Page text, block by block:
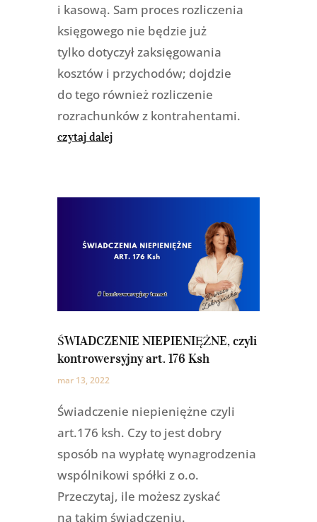
i kasową. Sam proces rozliczenia
księgowego nie będzie już
tylko dotyczył zaksięgowania
kosztów i przychodów; dojdzie
do tego również rozliczenie
rozrachunków z kontrahentami.
czytaj dalej
ŚWIADCZENIE NIEPIENIĘŻNE, czyli
kontrowersyjny art. 176 Ksh
mar 13, 2022
Świadczenie niepieniężne czyli
art.176 ksh. Czy to jest dobry
sposób na wypłatę wynagrodzenia
wspólnikowi spółki z o.o.
Przeczytaj, ile możesz zyskać
na takim świadczeniu.